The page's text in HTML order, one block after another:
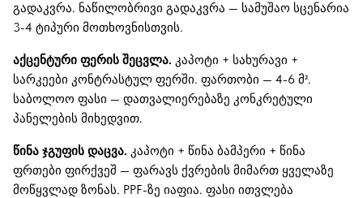
გადაკვრა. ნაწილობრივი გადაკვრა — სამუშაო სცენარია
3-4 ტიპური მოთხოვნისთვის.
აქცენტური ფერის შეცვლა. კაპოტი + სახურავი +
სარკეები კონტრასტულ ფერში. ფართობი — 4-6 მ².
საბოლოო ფასი — დათვალიერებაზე კონკრეტული
პანელების მიხედვით.
წინა ჯგუფის დაცვა. კაპოტი + წინა ბამპერი + წინა
ფრთები ფირქვეშ — ფარავს ქვრების მიმართ ყველაზე
მოწყვლად ზონას. PPF-ზე იაფია. ფასი ითვლება